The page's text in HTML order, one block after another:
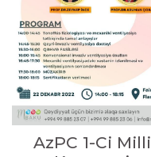
AzPC 1-Ci Milli